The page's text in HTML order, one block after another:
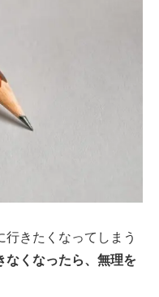
行きたくなってしまう
なくなったら、無理を